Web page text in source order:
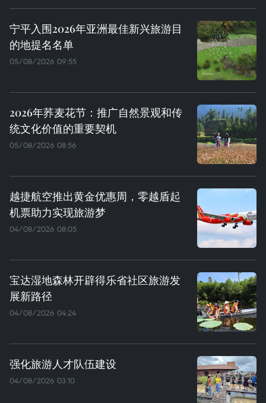
宁平入围2026年亚洲最佳新兴旅游目
的地提名名单
05/08/2026 09:55
2026年荞麦花节：推广自然景观和传
统文化价值的重要契机
05/08/2026 08:56
越捷航空推出黄金优惠周，零越盾起
机票助力实现旅游梦
04/08/2026 08:05
宝达湿地森林开辟得乐省社区旅游发
展新路径
04/08/2026 04:24
强化旅游人才队伍建设
04/08/2026 03:10